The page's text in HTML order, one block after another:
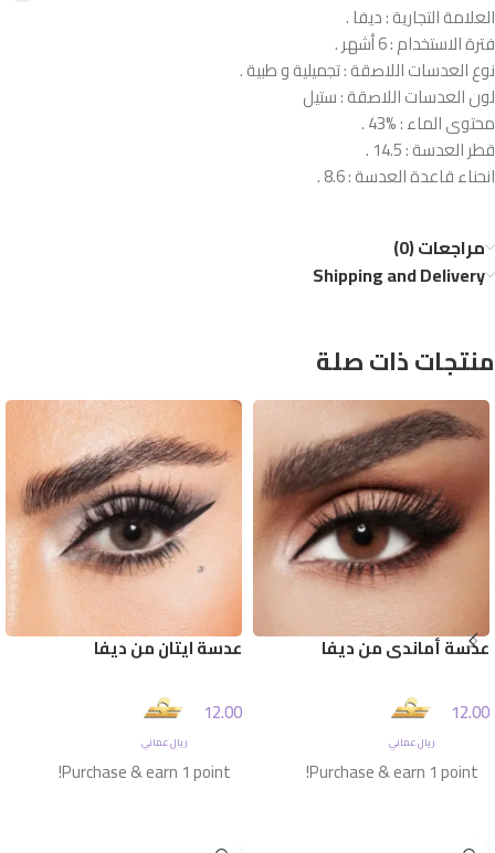
العلامة التجارية : ديفا .
فترة الاستخدام : 6 أشهر .
نوع العدسات اللاصقة : تجميلية و طبية .
لون العدسات اللاصقة : ستيل
محتوى الماء : %43 .
قطر العدسة : 14.5 .
انحناء قاعدة العدسة : 8.6 .
مراجعات (0)
Shipping and Delivery
منتجات ذات صلة
عدسة أماندي من ديفا
12.00
ريال عماني
Purchase & earn 1 point!
عدسة ايتان من ديفا
12.00
ريال عماني
Purchase & earn 1 point!